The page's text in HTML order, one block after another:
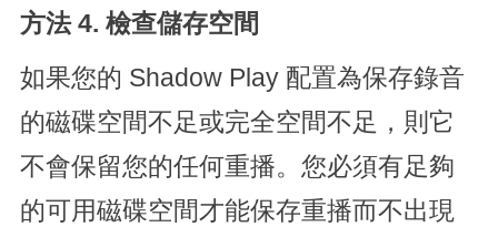
方法 4. 檢查儲存空間
如果您的 Shadow Play 配置為保存錄音
的磁碟空間不足或完全空間不足，則它
不會保留您的任何重播。您必須有足夠
的可用磁碟空間才能保存重播而不出現